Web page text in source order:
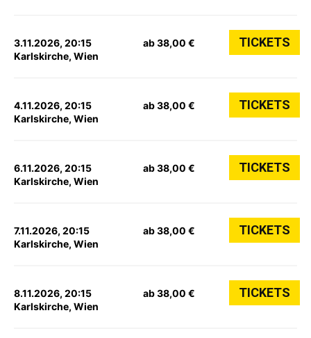
3.11.2026, 20:15
Karlskirche, Wien
ab 38,00 € TICKETS
4.11.2026, 20:15
Karlskirche, Wien
ab 38,00 € TICKETS
6.11.2026, 20:15
Karlskirche, Wien
ab 38,00 € TICKETS
7.11.2026, 20:15
Karlskirche, Wien
ab 38,00 € TICKETS
8.11.2026, 20:15
Karlskirche, Wien
ab 38,00 € TICKETS